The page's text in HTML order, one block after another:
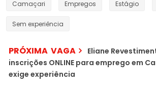
Camaçari Empregos Estágio
Sem experiência
PRÓXIMA VAGA
Eliane
inscrições ONLINE para emprego em
exige experiência